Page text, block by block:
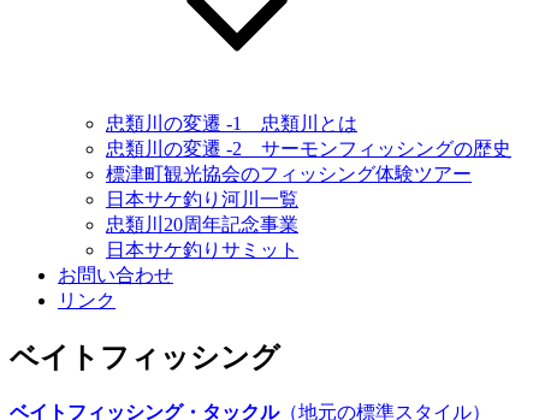
忠類川の変遷 -1 忠類川とは
忠類川の変遷 -2 サーモンフィッシングの歴史
標津町観光協会のフィッシング体験ツアー
日本サケ釣り河川一覧
忠類川20周年記念事業
日本サケ釣りサミット
お問い合わせ
リンク
ベイトフィッシング
ベイトフィッシング・タックル（地元の標準スタイル）